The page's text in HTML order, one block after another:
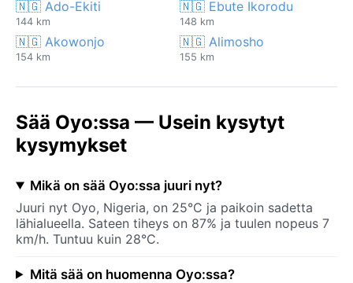
🇳🇬 Ado-Ekiti
144 km
🇳🇬 Ebute Ikorodu
148 km
🇳🇬 Akowonjo
154 km
🇳🇬 Alimosho
155 km
Sää Oyo:ssa — Usein kysytyt
kysymykset
Mikä on sää Oyo:ssa juuri nyt?
Juuri nyt Oyo, Nigeria, on 25°C ja paikoin sadetta
lähialueella. Sateen tiheys on 87% ja tuulen nopeus 7
km/h. Tuntuu kuin 28°C.
Mitä sää on huomenna Oyo:ssa?